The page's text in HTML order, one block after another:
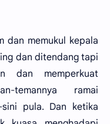
dan memukul kepala
dan ditendang tapi
dan memperkuat
temannya ramai
sini pula. Dan ketika